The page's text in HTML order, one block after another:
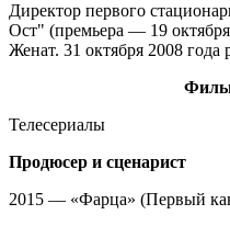
Директор первого
Ост" (премьера — 19
Женат. 31 октября 2008 года
Телесериалы
Продюсер и сценарист
2015 — «Фарца» (Первый